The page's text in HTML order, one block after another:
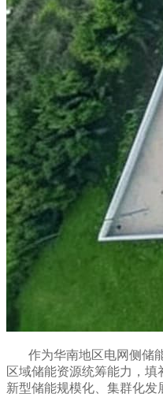
作为华南地区电网侧储
区域储能资源统筹能力，
新型储能规模化、集群化发